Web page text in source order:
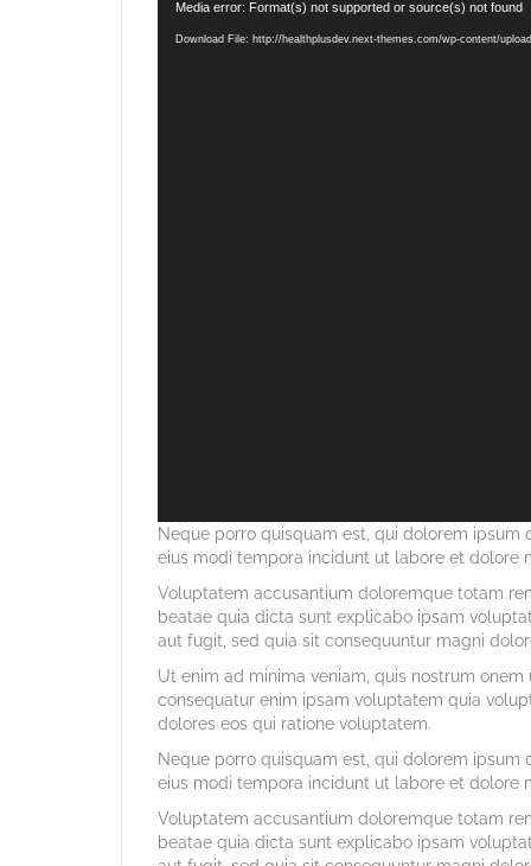
Video
Player
Media error: Format(s) not supported or source(s) not found
Download File: http://healthplusdev.next-themes.com/wp-content/
Neque porro quisquam est, qui dolorem
eius modi tempora incidunt ut labore et dolore
Voluptatem accusantium doloremque totam
beatae quia dicta sunt explicabo ipsam
aut fugit, sed quia sit consequuntur magni
Ut enim ad minima veniam, quis nostrum
consequatur enim ipsam voluptatem quia
dolores eos qui ratione voluptatem.
Neque porro quisquam est, qui dolorem
eius modi tempora incidunt ut labore et dolore
Voluptatem accusantium doloremque totam
beatae quia dicta sunt explicabo ipsam